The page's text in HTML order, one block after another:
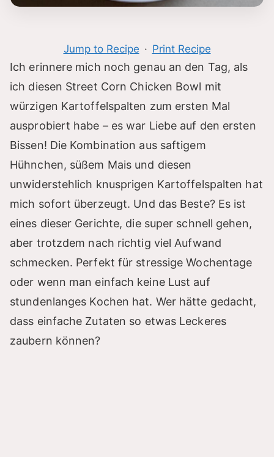
Jump to Recipe · Print Recipe
Ich erinnere mich noch genau an den Tag, als
ich diesen Street Corn Chicken Bowl mit
würzigen Kartoffelspalten zum ersten Mal
ausprobiert habe – es war Liebe auf den ersten
Bissen! Die Kombination aus saftigem
Hühnchen, süßem Mais und diesen
unwiderstehlich knusprigen Kartoffelspalten hat
mich sofort überzeugt. Und das Beste? Es ist
eines dieser Gerichte, die super schnell gehen,
aber trotzdem nach richtig viel Aufwand
schmecken. Perfekt für stressige Wochentage
oder wenn man einfach keine Lust auf
stundenlanges Kochen hat. Wer hätte gedacht,
dass einfache Zutaten so etwas Leckeres
zaubern können?